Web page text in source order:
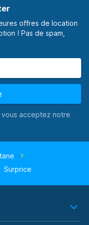
offres de location
! Pas de spam,
vous acceptez notre
Surprice